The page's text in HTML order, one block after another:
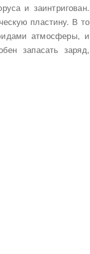
и заинтригован.
пластину. В то
атмосферы, и
запасать заряд,